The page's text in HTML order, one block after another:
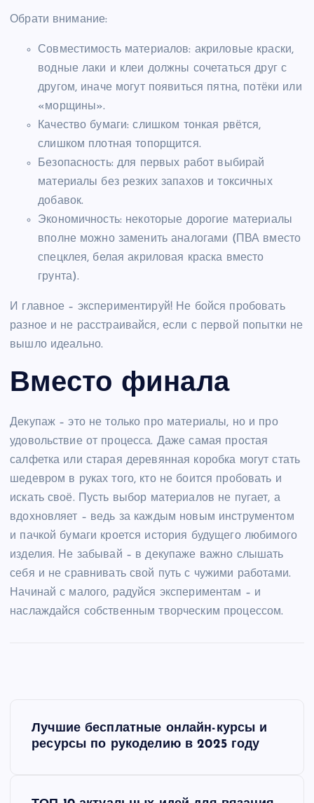
Обрати внимание:
Совместимость материалов: акриловые краски,
водные лаки и клеи должны сочетаться друг с
другом, иначе могут появиться пятна, потёки или
«морщины».
Качество бумаги: слишком тонкая рвётся,
слишком плотная топорщится.
Безопасность: для первых работ выбирай
материалы без резких запахов и токсичных
добавок.
Экономичность: некоторые дорогие материалы
вполне можно заменить аналогами (ПВА вместо
спецклея, белая акриловая краска вместо
грунта).
И главное – экспериментируй! Не бойся пробовать
разное и не расстраивайся, если с первой попытки не
вышло идеально.
Вместо финала
Декупаж – это не только про материалы, но и про
удовольствие от процесса. Даже самая простая
салфетка или старая деревянная коробка могут стать
шедевром в руках того, кто не боится пробовать и
искать своё. Пусть выбор материалов не пугает, а
вдохновляет – ведь за каждым новым инструментом
и пачкой бумаги кроется история будущего любимого
изделия. Не забывай – в декупаже важно слышать
себя и не сравнивать свой путь с чужими работами.
Начинай с малого, радуйся экспериментам – и
наслаждайся собственным творческим процессом.
Лучшие бесплатные онлайн-курсы и
ресурсы по рукоделию в 2025 году